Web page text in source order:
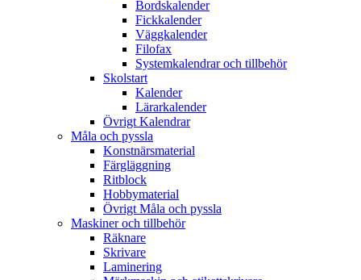
Bordskalender
Fickkalender
Väggkalender
Filofax
Systemkalendrar och tillbehör
Skolstart
Kalender
Lärarkalender
Övrigt Kalendrar
Måla och pyssla
Konstnärsmaterial
Färgläggning
Ritblock
Hobbymaterial
Övrigt Måla och pyssla
Maskiner och tillbehör
Räknare
Skrivare
Laminering